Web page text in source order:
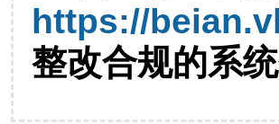
https://
整改合规的系